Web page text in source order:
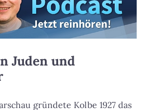
Juden und
gründete Kolbe 1927 das